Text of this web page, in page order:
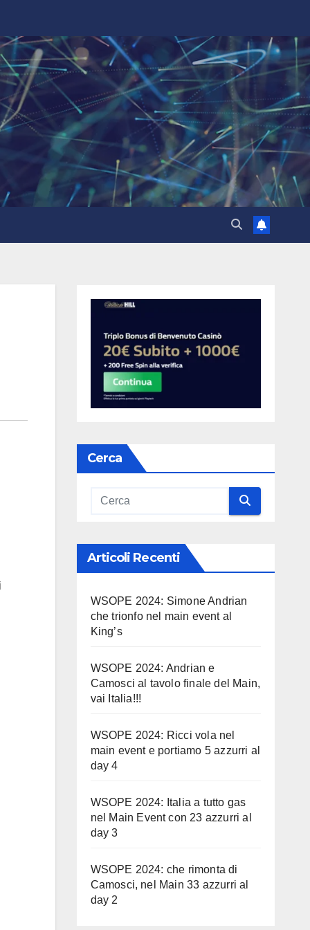
Cerca
Articoli Recenti
WSOPE 2024: Simone Andrian
che trionfo nel main event al
King’s
WSOPE 2024: Andrian e
Camosci al tavolo finale del Main,
vai Italia!!!
WSOPE 2024: Ricci vola nel
main event e portiamo 5 azzurri al
day 4
WSOPE 2024: Italia a tutto gas
nel Main Event con 23 azzurri al
day 3
WSOPE 2024: che rimonta di
Camosci, nel Main 33 azzurri al
day 2